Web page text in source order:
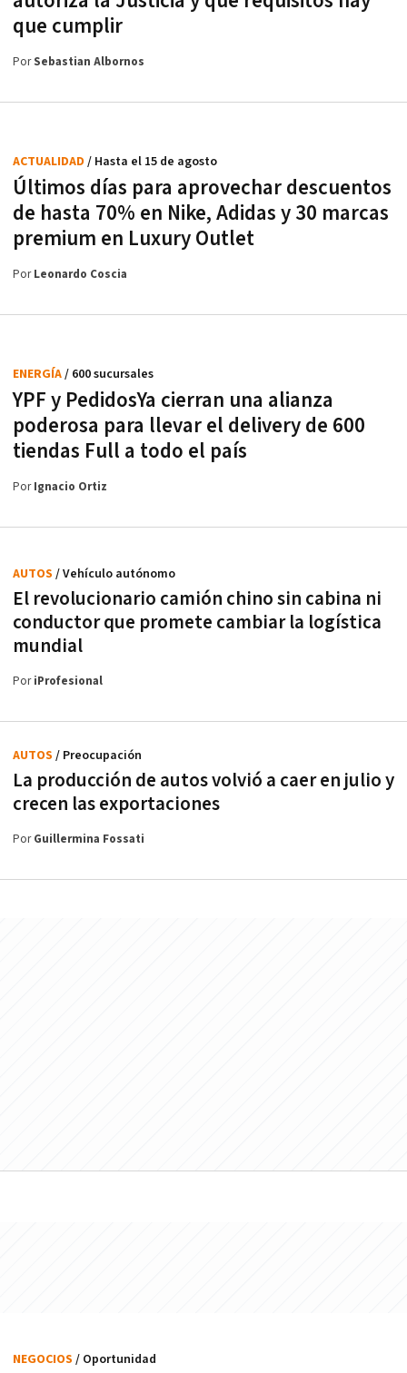
que cumplir
PorSebastian Albornos
Últimos días para aprovechar descuentos
de hasta 70% en Nike, Adidas y 30 marcas
premium en Luxury Outlet
ACTUALIDAD / Hasta el 15 de agosto
PorLeonardo Coscia
YPF y PedidosYa cierran una alianza
poderosa para llevar el delivery de 600
tiendas Full a todo el país
ENERGÍA/ 600 sucursales
PorIgnacio Ortiz
El revolucionario camión chino sin cabina ni
conductor que promete cambiar la logística
mundial
AUTOS / Vehículo autónomo
PoriProfesional
La producción de autos volvió a caer en julio y
crecen las exportaciones
AUTOS / Preocupación
PorGuillermina Fossati
NEGOCIOS / Oportunidad